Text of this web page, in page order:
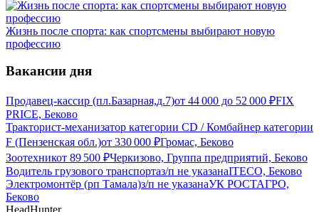
Жизнь после спорта: как спортсмены выбирают новую
профессию
Вакансии дня
Продавец-кассир (пл.Базарная,д.7)от 44 000 до 52 000 ₽FIX
PRICE, Беково
Тракторист-механизатор категории CD / Комбайнер категории
F (Пензенская обл.)от 330 000 ₽Громас, Беково
Зоотехникот 89 500 ₽Черкизово, Группа предприятий, Беково
Водитель грузового транспортаз/п не указанаITECO, Беково
Электромонтёр (рп Тамала)з/п не указанаУК РОСТАГРО,
Беково